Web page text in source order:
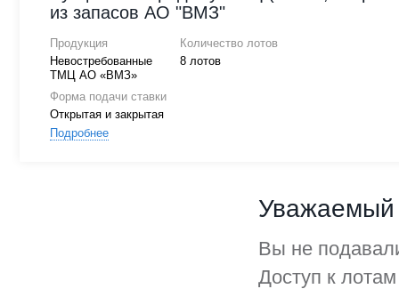
из запасов АО "ВМЗ"
Продукция
Невостребованные
ТМЦ АО «ВМЗ»
Количество лотов
8 лотов
Форма подачи ставки
Открытая и закрытая
Подробнее
Уважаемый
Вы не
Доступ к